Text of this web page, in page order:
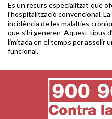
Es un recurs especialitzat que
l’hospitalització convencional.
incidència de les malalties
que s’hi generen Aquest tipus
limitada en el temps per assolir
funcional.